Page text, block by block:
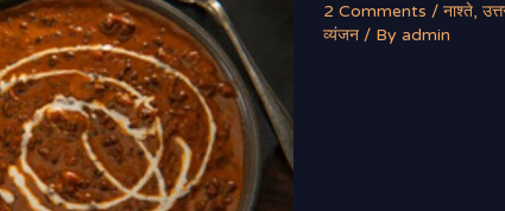
2 Comments / नाश्ते,
व्यंजन/ By admin